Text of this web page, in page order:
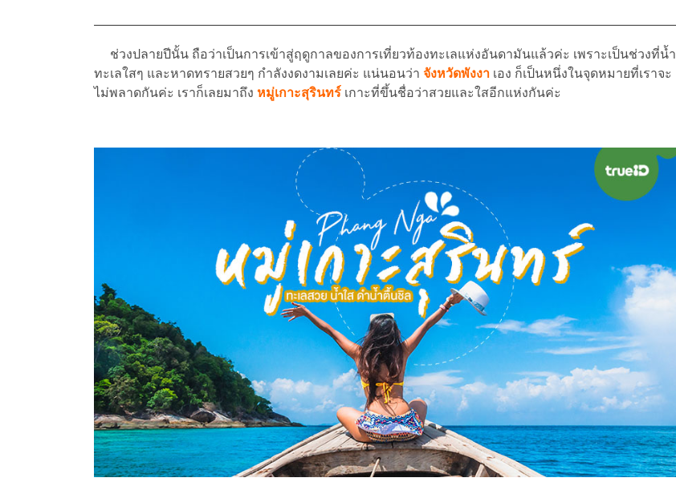
ช่วงปลายปีนั้น ถือว่าเป็นการเข้าสู่ฤดูกาลของการเที่ยวท้องทะเลแห่งอันดามันแล้วค่ะ เพราะเป็นช่วงที่น้ำ
ทะเลใสๆ และหาดทรายสวยๆ กำลังงดงามเลยค่ะ แน่นอนว่า จังหวัดพังงา เอง ก็เป็นหนึ่งในจุดหมายที่เราจะ
ไม่พลาดกันค่ะ เราก็เลยมาถึง หมู่เกาะสุรินทร์ เกาะที่ขึ้นชื่อว่าสวยและใสอีกแห่งกันค่ะ